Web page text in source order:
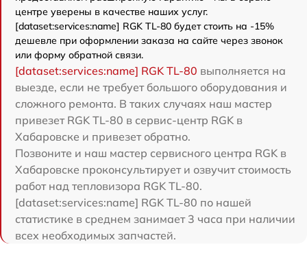
центре уверены в качестве наших услуг.
[dataset:services:name] RGK TL-80 будет стоить на -15%
дешевле при оформлении заказа на сайте через звонок
или форму обратной связи.
[dataset:services:name] RGK TL-80 выполняется на
выезде, если не требует большого оборудования и
сложного ремонта. В таких случаях наш мастер
привезет RGK TL-80 в сервис-центр RGK в
Хабаровске и привезет обратно.
Позвоните и наш мастер сервисного центра RGK в
Хабаровске проконсультирует и озвучит стоимость
работ над тепловизора RGK TL-80.
[dataset:services:name] RGK TL-80 по нашей
статистике в среднем занимает 3 часа при наличии
всех необходимых запчастей.